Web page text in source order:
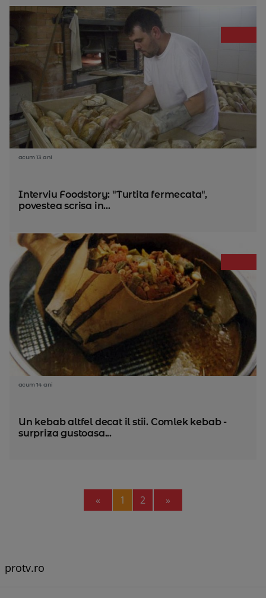
acum 13 ani
Interviu Foodstory: "Turtita fermecata",
povestea scrisa in...
acum 14 ani
Un kebab altfel decat il stii. Comlek kebab -
surpriza gustoasa...
« Previous
1 2 »
protv.ro